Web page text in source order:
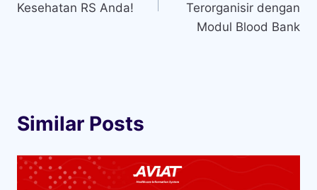
Kesehatan RS Anda!
Terorganisir dengan
Modul Blood Bank
Similar Posts